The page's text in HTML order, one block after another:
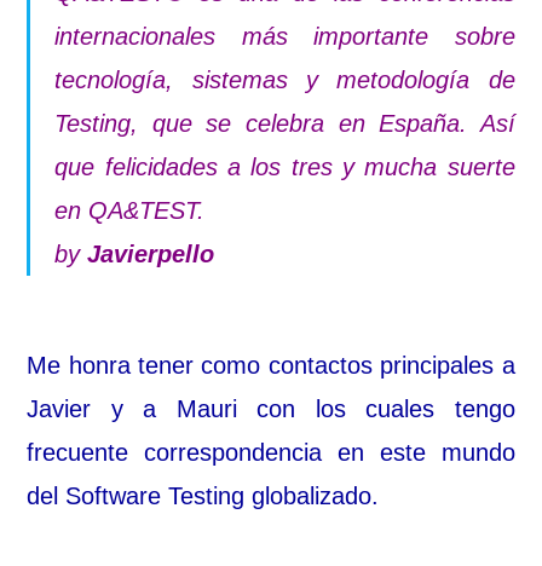
internacionales más importante sobre
tecnología, sistemas y metodología de
Testing, que se celebra en España. Así
que felicidades a los tres y mucha suerte
en QA&TEST.
byJavierpello
Me honra tener como contactos principales a
Javier y a Mauri con los cuales tengo
frecuente correspondencia en este mundo
del Software Testing globalizado.